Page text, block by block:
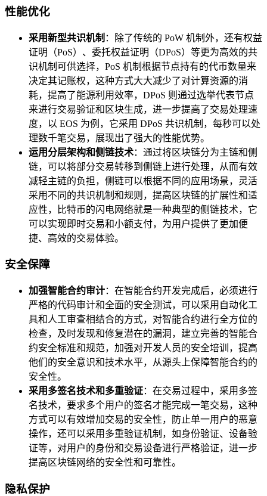
性能优化
采用新型共识机制 ：除了传统的 PoW 机制外，还有权益
证明（PoS）、委托权益证明（DPoS）等更为高效的共
识机制可供选择，PoS 机制根据节点持有的代币数量来
决定其记账权，这种方式大大减少了对计算资源的消
耗，提高了能源利用效率，DPoS 则通过选举代表节点
来进行交易验证和区块生成，进一步提高了交易处理速
度，以 EOS 为例，它采用 DPoS 共识机制，每秒可以处
理数千笔交易，展现出了强大的性能优势。
运用分层架构和侧链技术：通过将区块链分为主链和侧
链，可以将部分交易转移到侧链上进行处理，从而有效
减轻主链的负担，侧链可以根据不同的应用场景，灵活
采用不同的共识机制和规则，提高区块链的扩展性和适
应性，比特币的闪电网络就是一种典型的侧链技术，它
可以实现即时交易和小额支付，为用户提供了更加便
捷、高效的交易体验。
安全保障
加强智能合约审计：在智能合约开发完成后，必须进行
严格的代码审计和全面的安全测试，可以采用自动化工
具和人工审查相结合的方式，对智能合约进行全方位的
检查，及时发现和修复潜在的漏洞，建立完善的智能合
约安全标准和规范，加强对开发人员的安全培训，提高
他们的安全意识和技术水平，从源头上保障智能合约的
安全性。
采用多签名技术和多重验证：在交易过程中，采用多签
名技术，要求多个用户的签名才能完成一笔交易，这种
方式可以有效增加交易的安全性，防止单一用户的恶意
操作，还可以采用多重验证机制，如身份验证、设备验
证等，对用户的身份和交易设备进行严格验证，进一步
提高区块链网络的安全性和可靠性。
隐私保护